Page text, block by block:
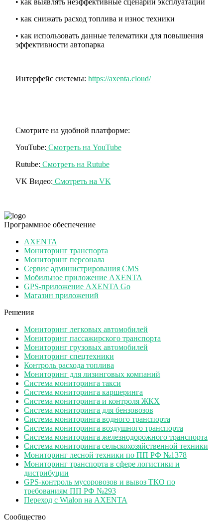
• как выявлять неэффективные сценарии эксплуатации
• как снижать расход топлива и износ техники
• как использовать данные телематики для повышения
эффективности автопарка
Интерфейс системы: https://axenta.cloud/
Смотрите на удобной платформе:
YouTube: Смотреть на YouTube
Rutube: Смотреть на Rutube
VK Видео: Смотреть на VK
Программное обеспечение
AXENTA
Мониторинг транспорта
Мониторинг персонала
Сервис администрирования CMS
Мобильное приложение AXENTA
GPS-приложение AXENTA Go
Магазин приложений
Решения
Мониторинг легковых автомобилей
Мониторинг пассажирского транспорта
Мониторинг грузовых автомобилей
Мониторинг спецтехники
Контроль расхода топлива
Мониторинг для лизинговых компаний
Система мониторинга такси
Система мониторинга каршеринга
Система мониторинга и контроля ЖКХ
Система мониторинга для бензовозов
Система мониторинга водного транспорта
Система мониторинга воздушного транспорта
Система мониторинга железнодорожного транспорта
Система мониторинга сельскохозяйственной техники
Мониторинг лесной техники по ПП РФ №1378
Мониторинг транспорта в сфере логистики и
дистрибуции
GPS-контроль мусоровозов и вывоз ТКО по
требованиям ПП РФ №293
Переход с Wialon на AXENTA
Сообщество